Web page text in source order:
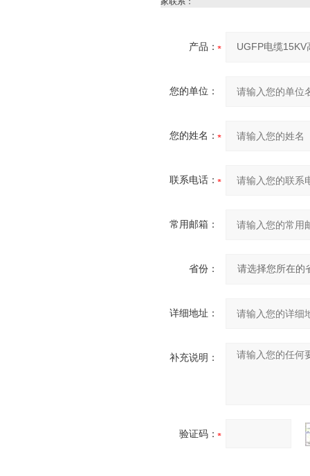
产品：
您的单位：
您的姓名：
联系电话：
常用邮箱：
省份：
详细地址：
补充说明：
验证码：